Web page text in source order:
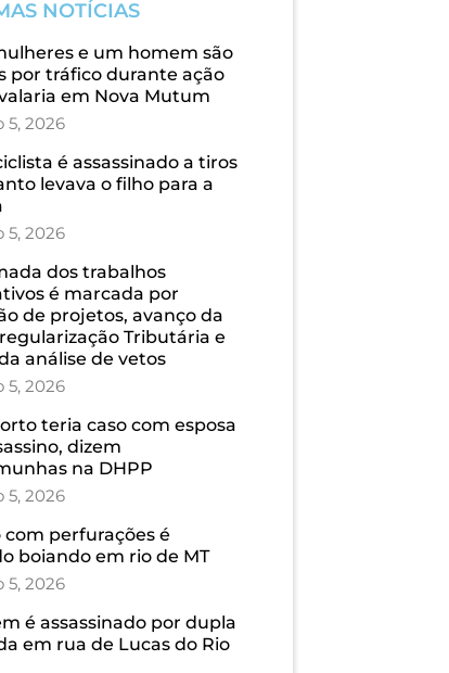
NOTÍCIAS
e um homem são
por tráfico durante ação
em Nova Mutum
5, 2026
é assassinado a tiros
levava o filho para a
5, 2026
dos trabalhos
é marcada por
de projetos, avanço da
Tributária e
análise de vetos
5, 2026
teria caso com esposa
dizem
na DHPP
5, 2026
com perfurações é
boiando em rio de MT
5, 2026
é assassinado por dupla
em rua de Lucas do Rio